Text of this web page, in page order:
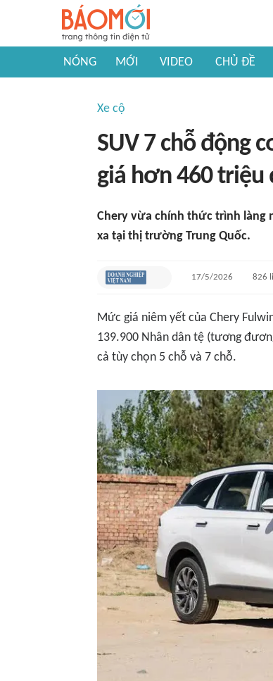
NÓNG MỚI VIDEO CHỦ ĐỀ
Xe cộ
SUV 7 chỗ động
giá hơn 460 triệu
Chery vừa chính thức trình làng
xa tại thị trường Trung Quốc.
17/5/2026 826
Mức giá niêm yết của Chery
139.900 Nhân dân tệ (tương
cả tùy chọn 5 chỗ và 7 chỗ.